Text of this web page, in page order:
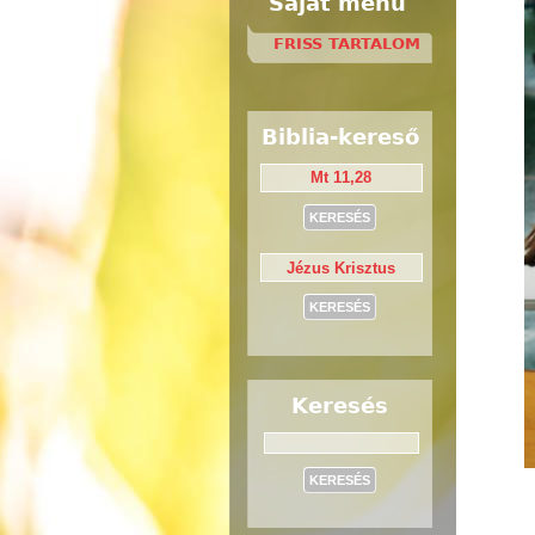
FRISS TARTALOM
Biblia-kereső
Keresés